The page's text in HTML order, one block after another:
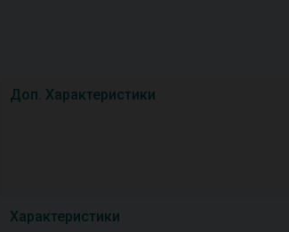
Доп. Характеристики
Характеристики